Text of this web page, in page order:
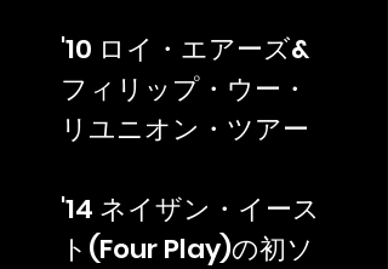
'10 ロイ・エアーズ&
フィリップ・ウー・
リユニオン・ツアー
'14 ネイザン・イース
ト(Four Play)の初ソ